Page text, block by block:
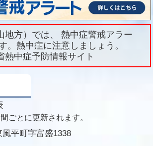
地方）では、 熱中症警戒アラー
。熱中症に注意しましょう。
中症予防情報サイト
ごとに更新されます。
平町字富盛1338